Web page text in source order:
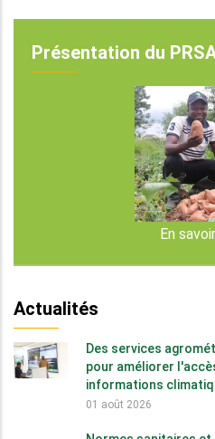
Présentation du
En
Actualités
Des services
pour améliorer
informations
01 août 2026